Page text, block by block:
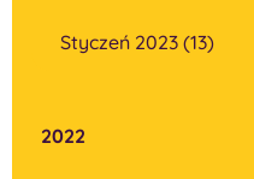
Styczeń 2023 (13)
2022